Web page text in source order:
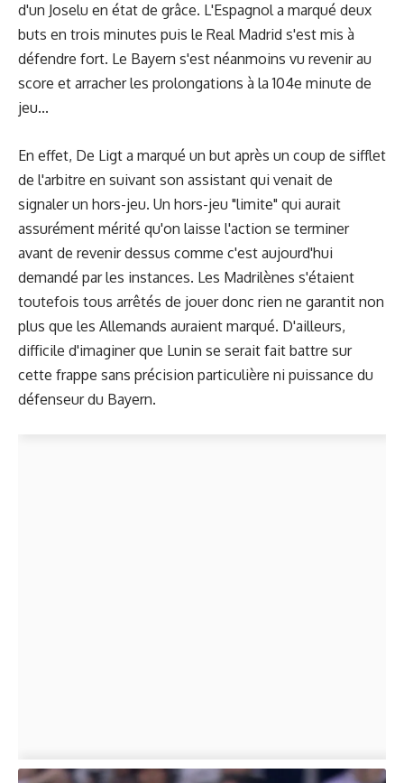
d'un Joselu en état de grâce. L'Espagnol a marqué deux
buts en trois minutes puis le Real Madrid s'est mis à
défendre fort. Le Bayern s'est néanmoins vu revenir au
score et arracher les prolongations à la 104e minute de
jeu...
En effet, De Ligt a marqué un but après un coup de sifflet
de l'arbitre en suivant son assistant qui venait de
signaler un hors-jeu. Un hors-jeu "limite" qui aurait
assurément mérité qu'on laisse l'action se terminer
avant de revenir dessus comme c'est aujourd'hui
demandé par les instances. Les Madrilènes s'étaient
toutefois tous arrêtés de jouer donc rien ne garantit non
plus que les Allemands auraient marqué. D'ailleurs,
difficile d'imaginer que Lunin se serait fait battre sur
cette frappe sans précision particulière ni puissance du
défenseur du Bayern.